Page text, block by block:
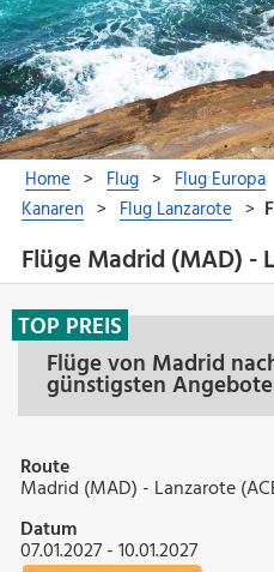
Flüge Madrid (MAD) -
Flüge von Madrid
günstigsten
TOP PREIS
Route
Madrid (MAD) - Lanzarote
Datum
07.01.2027 - 10.01.2027